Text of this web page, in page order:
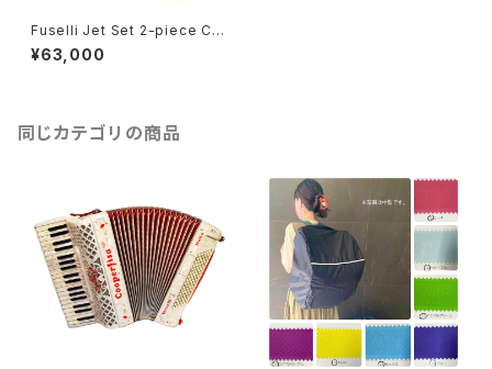
Fuselli Jet Set 2-piece Chr
omatic Accordion Gig-Bag
（フセリ ジェット セット 2ピース
¥63,000
同じカテゴリの商品